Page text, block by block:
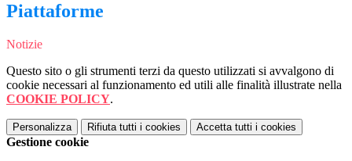
Piattaforme
Notizie
Questo sito o gli strumenti terzi da questo utilizzati si avvalgono di
cookie necessari al funzionamento ed utili alle finalità illustrate nella
COOKIE POLICY.
Personalizza Rifiuta tutti i cookies Accetta tutti i cookies
Gestione cookie